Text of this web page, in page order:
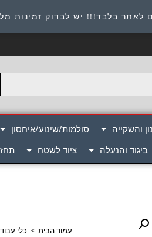
לאתר בלבד!!! יש לבדוק זמינות
שירות לקוחות 054-8945722
והשקייה סולמות/שינוע/איחסון
ביגוד והנעלה ציוד לשטח
עמוד הבית > כלי